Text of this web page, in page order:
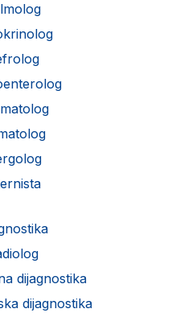
dijagnostika
dijagnostika